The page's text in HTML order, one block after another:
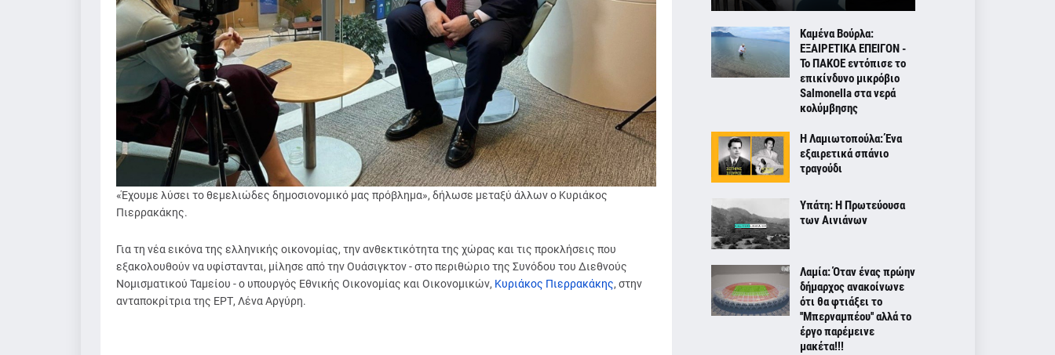
«Έχουμε λύσει το θεμελιώδες δημοσιονομικό μας πρόβλημα», δήλωσε μεταξύ άλλων ο Κυριάκος
Πιερρακάκης.
Για τη νέα εικόνα της ελληνικής οικονομίας, την ανθεκτικότητα της χώρας και τις προκλήσεις που
εξακολουθούν να υφίστανται, μίλησε από την Ουάσιγκτον - στο περιθώριο της Συνόδου του Διεθνούς
Νομισματικού Ταμείου - ο υπουργός Εθνικής Οικονομίας και Οικονομικών, Κυριάκος Πιερρακάκης, στην
ανταποκρίτρια της ΕΡΤ, Λένα Αργύρη.
Καμένα Βούρλα:
ΕΞΑΙΡΕΤΙΚΑ ΕΠΕΙΓΟΝ -
Το ΠΑΚΟΕ εντόπισε το
επικίνδυνο μικρόβιο
Salmonella στα νερά
κολύμβησης
Η Λαμιωτοπούλα: Ένα
εξαιρετικά σπάνιο
τραγούδι
Υπάτη: Η Πρωτεύουσα
των Αινιάνων
Λαμία: Όταν ένας πρώην
δήμαρχος ανακοίνωνε
ότι θα φτιάξει το
''Μπερναμπέου'' αλλά το
έργο παρέμεινε
μακέτα!!!